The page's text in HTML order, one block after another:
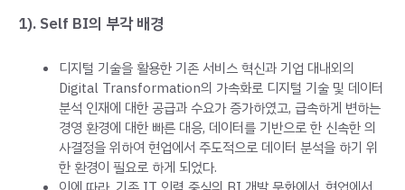
1). Self BI의 부각 배경
디지털 기술을 활용한 기존 서비스 혁신과 기업 대내외의
Digital Transformation의 가속화로 디지털 기술 및 데이터
분석 인재에 대한 공급과 수요가 증가하였고, 급속하게 변하는
경영 환경에 대한 빠른 대응, 데이터를 기반으로 한 신속한 의
사결정을 위하여 현업에서 주도적으로 데이터 분석을 하기 위
한 환경이 필요로 하게 되었다.